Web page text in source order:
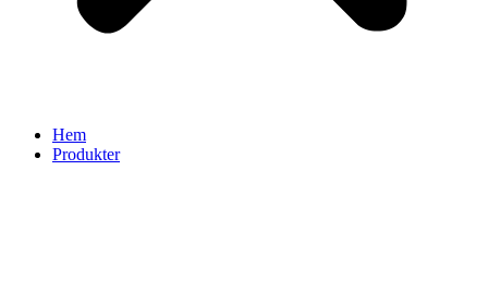
Hem
Produkter